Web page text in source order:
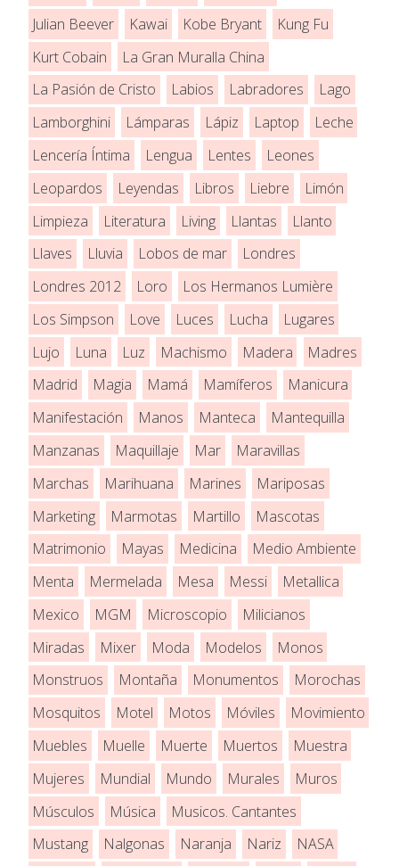
Julian Beever
Kawai Kobe Bryant
Kung Fu
Kurt Cobain
La Gran Muralla China
La Pasión de Cristo
Labios Labradores
Lago
Lamborghini
Lámparas Lápiz Laptop
Leche
Lencería Íntima
Lengua Lentes
Leones
Leopardos
Leyendas Libros Liebre
Limón
Limpieza
Literatura Living Llantas
Llanto
Llaves
Lluvia Lobos de mar
Londres
Londres 2012
Loro
Los Hermanos Lumière
Los Simpson
Love Luces Lucha
Lugares
Lujo
Luna Luz Machismo Madera
Madres
Madrid
Magia Mamá Mamíferos
Manicura
Manifestación
Manos Manteca
Mantequilla
Manzanas
Maquillaje Mar
Maravillas
Marchas
Marihuana Marines
Mariposas
Marketing
Marmotas Martillo
Mascotas
Matrimonio
Mayas Medicina
Medio Ambiente
Menta
Mermelada Mesa Messi
Metallica
Mexico
MGM Microscopio
Milicianos
Miradas
Mixer Moda Modelos
Monos
Monstruos
Montaña Monumentos
Morochas
Mosquitos
Motel Motos Móviles
Movimiento
Muebles
Muelle Muerte Muertos
Muestra
Mujeres
Mundial Mundo Murales
Muros
Músculos
Música
Musicos. Cantantes
Mustang
Nalgonas Naranja Nariz
NASA